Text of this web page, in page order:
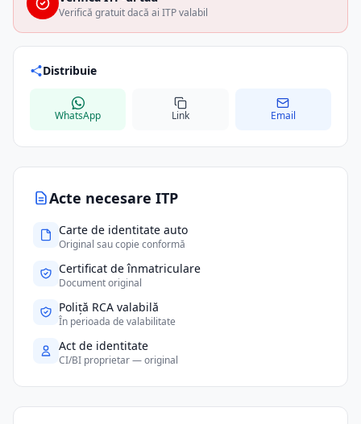
Acte necesare ITP
Carte de identitate auto
Original sau copie conformă
Certificat de înmatriculare
Document original
Poliță RCA valabilă
În perioada de valabilitate
Act de identitate
CI/BI proprietar — original
Verifică gratuit dacă ai ITP valabil
Distribuie
WhatsApp Link Email